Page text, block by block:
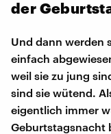
der
Und dann werden
einfach
weil sie zu jung
sind sie wütend.
eigentlich immer
Geburtstagsnacht